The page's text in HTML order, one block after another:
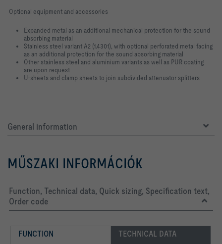
Optional equipment and accessories
Expanded metal as an additional mechanical protection for the sound
absorbing material
Stainless steel variant A2 (1.4301), with optional perforated metal facing
as an additional protection for the sound absorbing material
Other stainless steel and aluminium variants as well as PUR coating
are upon request
U-sheets and clamp sheets to join subdivided attenuator splitters
General information
MŰSZAKI INFORMÁCIÓK
Function, Technical data, Quick sizing, Specification text,
Order code
FUNCTION TECHNICAL DATA